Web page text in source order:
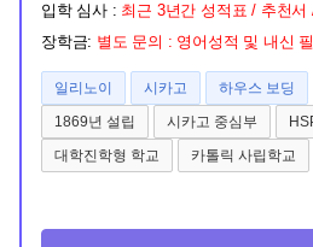
입학 심사 : 최근 3년간 성적표 / 추천서
장학금: 별도 문의 : 영어성적 및 내신
일리노이 시카고 하우스 보딩
1869년 설립
시카고 중심부
대학진학형 학교
카톨릭 사립학교